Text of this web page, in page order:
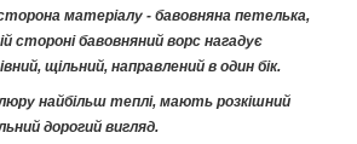
матеріалу - бавовняна петелька,
стороні бавовняний ворс нагадує
щільний, направлений в один бік.
найбільш теплі, мають розкішний
дорогий вигляд.